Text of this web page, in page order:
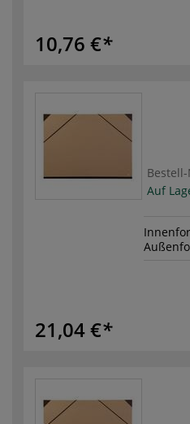
10,76 €
Auf
21,04 €